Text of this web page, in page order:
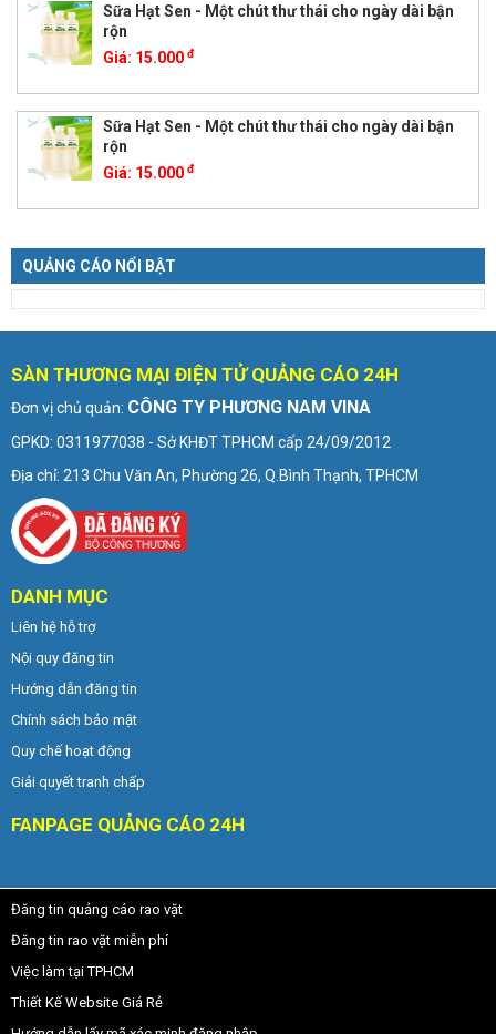
Sữa Hạt Sen - Một chút thư thái cho ngày dài bận
rộn
Giá: 15.000 đ
Sữa Hạt Sen - Một chút thư thái cho ngày dài bận
rộn
Giá: 15.000 đ
QUẢNG CÁO NỔI BẬT
SÀN THƯƠNG MẠI ĐIỆN TỬ QUẢNG CÁO 24H
Đơn vị chủ quản: CÔNG TY PHƯƠNG NAM VINA
GPKD: 0311977038 - Sở KHĐT TPHCM cấp 24/09/2012
Địa chỉ: 213 Chu Văn An, Phường 26, Q.Bình Thạnh, TPHCM
DANH MỤC
Liên hệ hỗ trợ
Nội quy đăng tin
Hướng dẫn đăng tin
Chính sách bảo mật
Quy chế hoạt động
Giải quyết tranh chấp
FANPAGE QUẢNG CÁO 24H
Đăng tin quảng cáo rao vặt
Đăng tin rao vặt miễn phí
Việc làm tại TPHCM
Thiết Kế Website Giá Rẻ